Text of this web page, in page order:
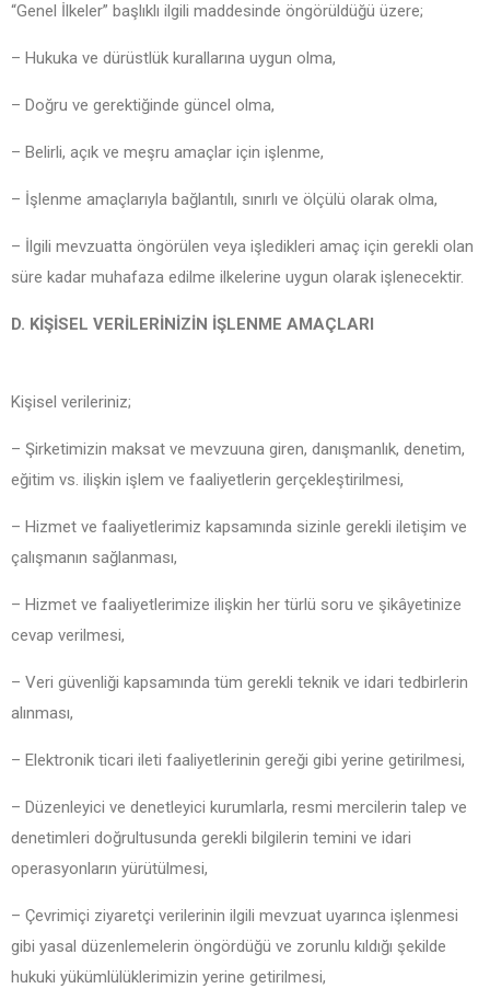
“Genel İlkeler” başlıklı ilgili maddesinde öngörüldüğü üzere;
– Hukuka ve dürüstlük kurallarına uygun olma,
– Doğru ve gerektiğinde güncel olma,
– Belirli, açık ve meşru amaçlar için işlenme,
– İşlenme amaçlarıyla bağlantılı, sınırlı ve ölçülü olarak olma,
– İlgili mevzuatta öngörülen veya işledikleri amaç için gerekli olan
süre kadar muhafaza edilme ilkelerine uygun olarak işlenecektir.
D. KİŞİSEL VERİLERİNİZİN İŞLENME AMAÇLARI
Kişisel verileriniz;
– Şirketimizin maksat ve mevzuuna giren, danışmanlık, denetim,
eğitim vs. ilişkin işlem ve faaliyetlerin gerçekleştirilmesi,
– Hizmet ve faaliyetlerimiz kapsamında sizinle gerekli iletişim ve
çalışmanın sağlanması,
– Hizmet ve faaliyetlerimize ilişkin her türlü soru ve şikâyetinize
cevap verilmesi,
– Veri güvenliği kapsamında tüm gerekli teknik ve idari tedbirlerin
alınması,
– Elektronik ticari ileti faaliyetlerinin gereği gibi yerine getirilmesi,
– Düzenleyici ve denetleyici kurumlarla, resmi mercilerin talep ve
denetimleri doğrultusunda gerekli bilgilerin temini ve idari
operasyonların yürütülmesi,
– Çevrimiçi ziyaretçi verilerinin ilgili mevzuat uyarınca işlenmesi
gibi yasal düzenlemelerin öngördüğü ve zorunlu kıldığı şekilde
hukuki yükümlülüklerimizin yerine getirilmesi,